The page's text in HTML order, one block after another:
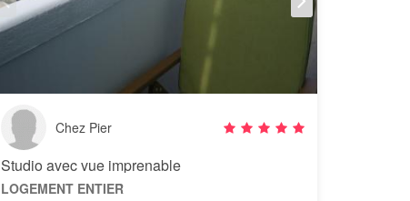
Chez Pier
Studio avec vue imprenable
LOGEMENT ENTIER